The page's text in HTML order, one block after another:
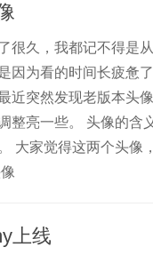
很久，我都记不得是
因为看的时间长疲惫
近突然发现老版本头
整亮一些。 头像的含
大家觉得这两个头像
上线